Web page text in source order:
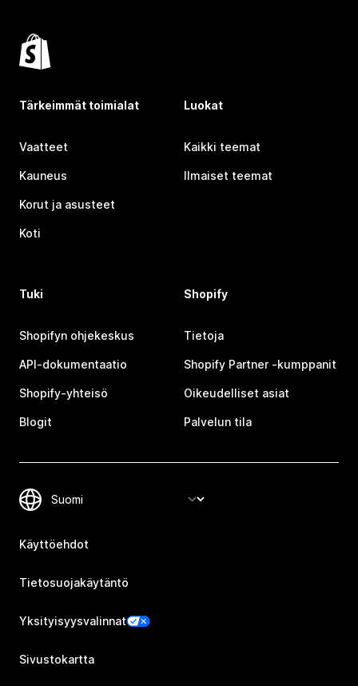
Tärkeimmät toimialat
Vaatteet
Kauneus
Korut ja asusteet
Koti
Luokat
Kaikki teemat
Ilmaiset teemat
Tuki
Shopifyn ohjekeskus
API-dokumentaatio
Shopify-yhteisö
Blogit
Shopify
Tietoja
Shopify Partner ‑kumppanit
Oikeudelliset asiat
Palvelun tila
Käyttöehdot
Tietosuojakäytäntö
Yksityisyysvalinnat
Sivustokartta